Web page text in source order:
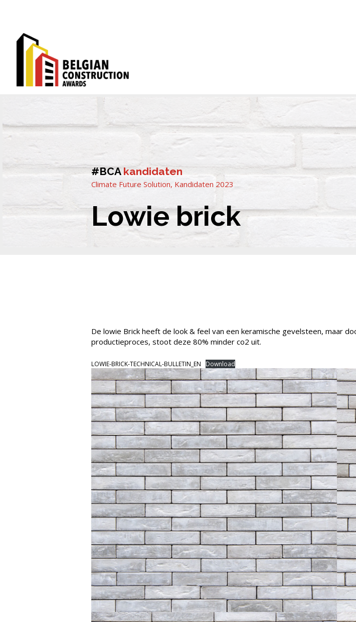
#BCA kandidaten
Climate Future Solution, Kandidaten 2023
Lowie brick
De lowie Brick heeft de look & feel van een keramische gevelsteen, maar
productieproces, stoot deze 80% minder co2 uit.
LOWIE-BRICK-TECHNICAL-BULLETIN_EN Download